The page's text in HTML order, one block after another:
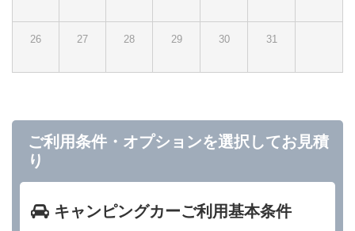
26 27 28 29 30 31
ご利用条件・オプションを選択してお見積
り
キャンピングカーご利用基本条件